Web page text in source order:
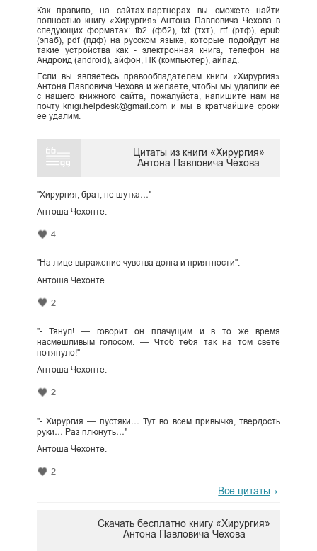
Как правило, на сайтах-партнерах вы сможете найти
полностью книгу «Хирургия» Антона Павловича Чехова в
следующих форматах: fb2 (фб2), txt (тхт), rtf (ртф), epub
(эпаб), pdf (пдф) на русском языке, которые подойдут на
такие устройства как - электронная книга, телефон на
Андроид (android), айфон, ПК (компьютер), айпад.
Если вы являетесь правообладателем книги «Хирургия»
Антона Павловича Чехова и желаете, чтобы мы удалили ее
с нашего книжного сайта, пожалуйста, напишите нам на
почту knigi.helpdesk@gmail.com и мы в кратчайшие сроки
ее удалим.
Цитаты из книги «Хирургия»
Антона Павловича Чехова
"Хирургия, брат, не шутка…"
Антоша Чехонте.
4
"На лице выражение чувства долга и приятности".
Антоша Чехонте.
2
"- Тянул! — говорит он плачущим и в то же время
насмешливым голосом. — Чтоб тебя так на том свете
потянуло!"
Антоша Чехонте.
2
"- Хирургия — пустяки… Тут во всем привычка, твердость
руки… Раз плюнуть…"
Антоша Чехонте.
2
Все цитаты
Скачать бесплатно книгу «Хирургия»
Антона Павловича Чехова